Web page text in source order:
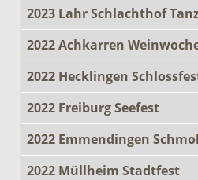
2023 Lahr Schlachthof
2022 Achkarren
2022 Hecklingen
2022 Freiburg Seefest
2022 Emmendingen
2022 Müllheim Stadtfest